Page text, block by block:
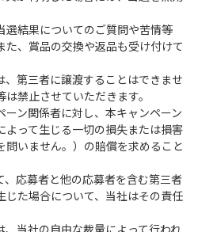
選結果についてのご質問や苦情等
た、賞品の交換や返品も受け付けて
第三者に譲渡することはできませ
禁止させていただきます。
ン関係者に対し、本キャンペーン
よって生じる一切の損失または損害
問いません。）の賠償を求めること
応募者と他の応募者を含む第三者
じた場合について、当社はその責任
当社の自由な裁量によって行われ